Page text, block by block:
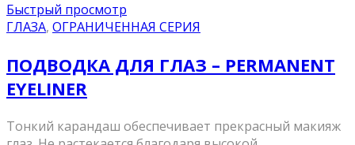
Быстрый просмотр
ГЛАЗА, ОГРАНИЧЕННАЯ СЕРИЯ
ПОДВОДКА ДЛЯ ГЛАЗ – PERMANENT
EYELINER
Тонкий карандаш обеспечивает прекрасный макияж